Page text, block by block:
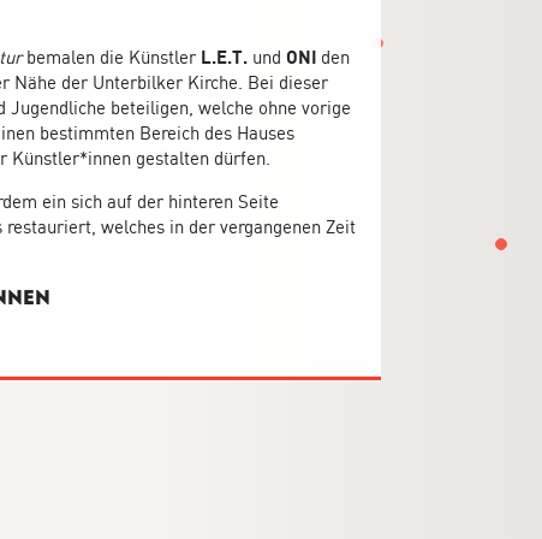
bemalen die Künstler L.E.T. und ONI den
Nähe der Unterbilker Kirche. Bei dieser
beteiligen, welche ohne vorige
bestimmten Bereich des Hauses
Künstler*innen gestalten dürfen.
ein sich auf der hinteren Seite
welches in der vergangenen Zeit
3